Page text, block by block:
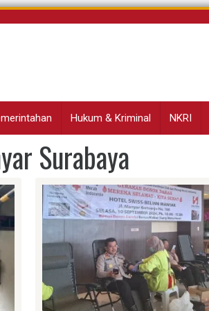
Hukum & Kriminal NKRI
Surabaya